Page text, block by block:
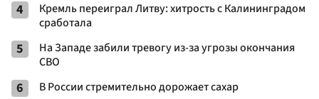
4
Кремль переиграл Литву: хитрость с Калининградом
сработала
5
На Западе забили тревогу из-за угрозы окончания
СВО
6 В России стремительно дорожает сахар